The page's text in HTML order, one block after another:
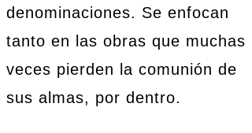
denominaciones. Se enfocan
tanto en las obras que muchas
veces pierden la comunión de
sus almas, por dentro.